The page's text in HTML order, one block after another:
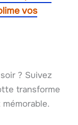
vos
? Suivez
transforme